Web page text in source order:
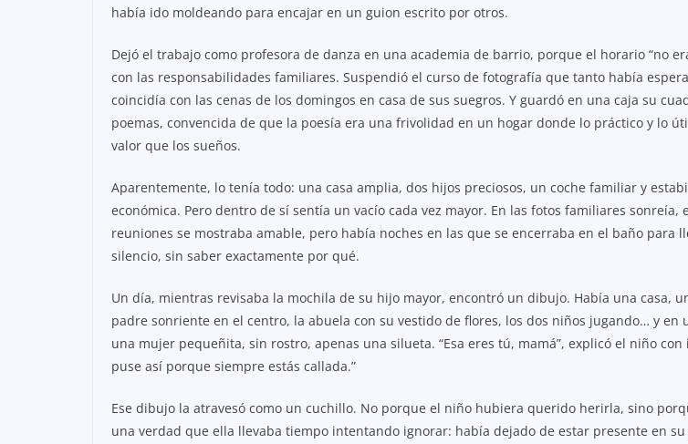
había ido moldeando para encajar en un guion escrito por otros.
Dejó el trabajo como profesora de danza en una academia de barrio, porque el horario “no
con las responsabilidades familiares. Suspendió el curso de fotografía que tanto había
coincidía con las cenas de los domingos en casa de sus suegros. Y guardó en una caja su
poemas, convencida de que la poesía era una frivolidad en un hogar donde lo práctico y lo
valor que los sueños.
Aparentemente, lo tenía todo: una casa amplia, dos hijos preciosos, un coche familiar y
económica. Pero dentro de sí sentía un vacío cada vez mayor. En las fotos familiares sonreía,
reuniones se mostraba amable, pero había noches en las que se encerraba en el baño para
silencio, sin saber exactamente por qué.
Un día, mientras revisaba la mochila de su hijo mayor, encontró un dibujo. Había una casa,
padre sonriente en el centro, la abuela con su vestido de flores, los dos niños jugando… y en
una mujer pequeñita, sin rostro, apenas una silueta. “Esa eres tú, mamá”, explicó el niño con
puse así porque siempre estás callada.”
Ese dibujo la atravesó como un cuchillo. No porque el niño hubiera querido herirla, sino
una verdad que ella llevaba tiempo intentando ignorar: había dejado de estar presente en